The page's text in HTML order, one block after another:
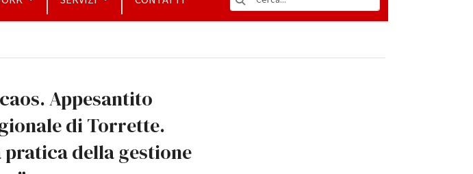
Appesantito
di Torrette.
della gestione